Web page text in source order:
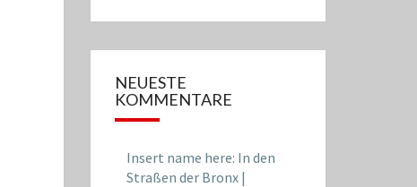
NEUESTE
KOMMENTARE
Insert name here: In den
Straßen der Bronx |